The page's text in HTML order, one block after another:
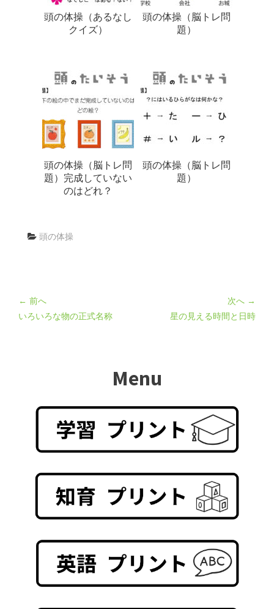
頭の体操（あるなし
クイズ）
頭の体操（脳トレ問
題）
頭の体操（脳トレ問
題）完成していない
のはどれ？
頭の体操（脳トレ問
題）
頭の体操
← 前へ
いろいろな物の正式名称
次へ →
星の見える時間と日時
Menu